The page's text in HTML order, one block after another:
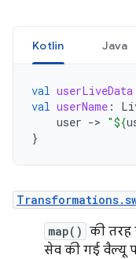
Kotlin Java
val userLiveData
val userName :
user -> "${
}
map() की तरह
सेव की गई वैल्यू